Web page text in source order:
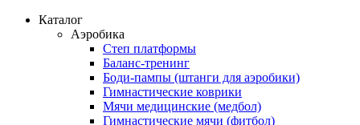
Каталог
Аэробика
Степ платформы
Баланс-тренинг
Боди-пампы (штанги для аэробики)
Гимнастические коврики
Мячи медицинские (медбол)
Гимнастические мячи (фитбол)